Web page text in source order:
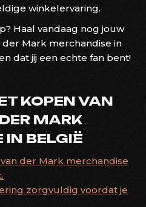
winkelervaring.
Haal vandaag nog jouw
Mark merchandise in
dat jij een echte fan bent!
KOPEN VAN
MARK
IN BELGIË
der Mark merchandise
zorgvuldig voordat je